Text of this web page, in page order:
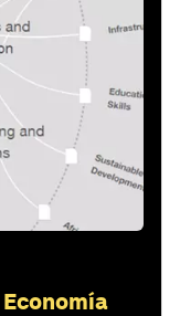
Economía